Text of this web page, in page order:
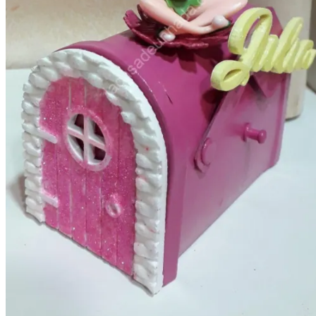
Categorías del producto
Cajas para regalo
Cajas para bebé
Cajas para hombre
Cajas para mujer
Cajas para niños
Detalles para Celebraciones
Bautizos
Bodas
invitaciones de boda
Comuniones
Árboles de huellas
Eventos
Detalles Personalizados
Jabones,champú y Aromas
Ambientadores naturales
bálsamos y cremas naturales
Champú y acondicionador
Jabón para el afeitado
Jabones artesanales